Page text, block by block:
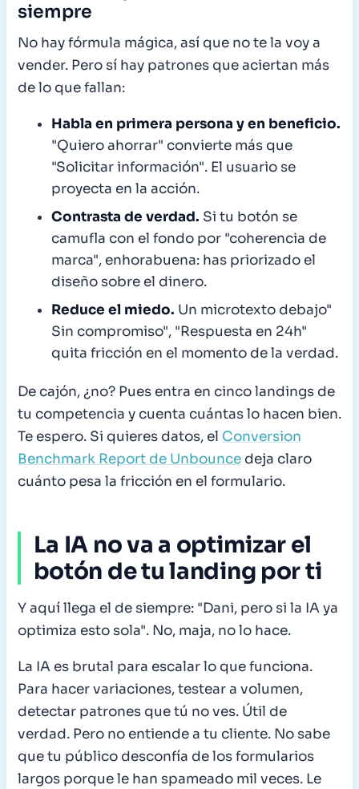
siempre
No hay fórmula mágica, así que no te la voy a
vender. Pero sí hay patrones que aciertan más
de lo que fallan:
Habla en primera persona y en beneficio.
"Quiero ahorrar" convierte más que
"Solicitar información". El usuario se
proyecta en la acción.
Contrasta de verdad. Si tu botón se
camufla con el fondo por "coherencia de
marca", enhorabuena: has priorizado el
diseño sobre el dinero.
Reduce el miedo. Un microtexto debajo"
Sin compromiso", "Respuesta en 24h"
quita fricción en el momento de la verdad.
De cajón, ¿no? Pues entra en cinco landings de
tu competencia y cuenta cuántas lo hacen bien.
Te espero. Si quieres datos, el Conversion
Benchmark Report de Unbouncedeja claro
cuánto pesa la fricción en el formulario.
La IA no va a optimizar el
botón de tu landing por ti
Y aquí llega el de siempre: "Dani, pero si la IA ya
optimiza esto sola". No, maja, no lo hace.
La IA es brutal para escalar lo que funciona.
Para hacer variaciones, testear a volumen,
detectar patrones que tú no ves. Útil de
verdad. Pero no entiende a tu cliente. No sabe
que tu público desconfía de los formularios
largos porque le han spameado mil veces. Le